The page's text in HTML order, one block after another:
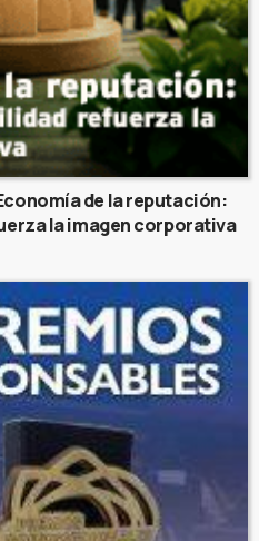
de la reputación:
la imagen corporativa